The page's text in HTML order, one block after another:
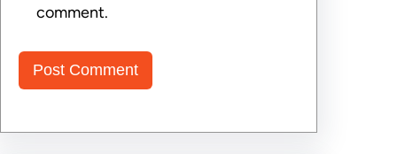
comment.